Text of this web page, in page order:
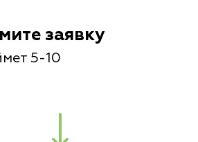
заявку
5-10